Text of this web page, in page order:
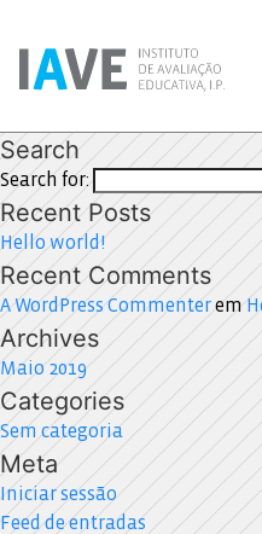
Search
Search for:
Recent Posts
Hello world!
Recent Comments
A WordPress Commenterem
Archives
Maio 2019
Categories
Sem categoria
Meta
Iniciar sessão
Feed de entradas